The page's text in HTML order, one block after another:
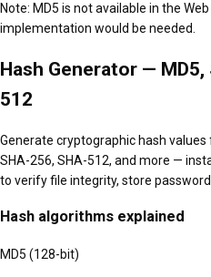
Note: MD5 is not available in the
implementation would be needed.
Hash Generator — MD5,
512
Generate cryptographic hash
SHA-256, SHA-512, and more —
to verify file integrity, store
Hash algorithms explained
MD5 (128-bit)